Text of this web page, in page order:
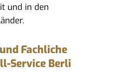
und in den
Fachliche
Service Berli